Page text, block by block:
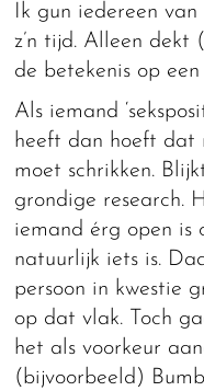
Ik gun iedereen
z’n tijd. Alleen
de betekenis op
Als iemand
heeft dan hoeft dat
moet schrikken.
grondige research.
iemand érg open is
natuurlijk iets is.
persoon in kwestie
op dat vlak. Toch
het als voorkeur
(bijvoorbeeld)